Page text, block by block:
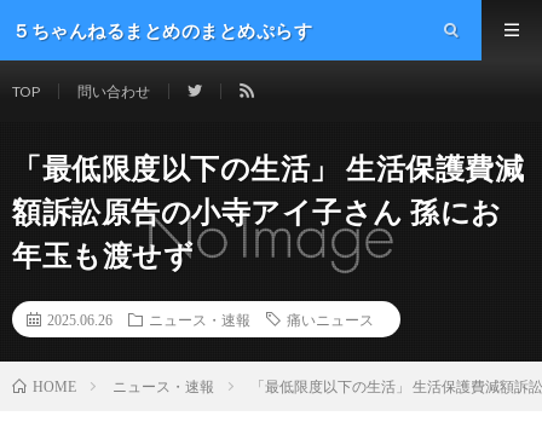
５ちゃんねるまとめのまとめぷらす
TOP 問い合わせ
「最低限度以下の生活」 生活保護費減
額訴訟原告の小寺アイ子さん 孫にお
年玉も渡せず
2025.06.26 ニュース・速報 痛いニュース
HOME ニュース・速報 「最低限度以下の生活」 生活保護費減額